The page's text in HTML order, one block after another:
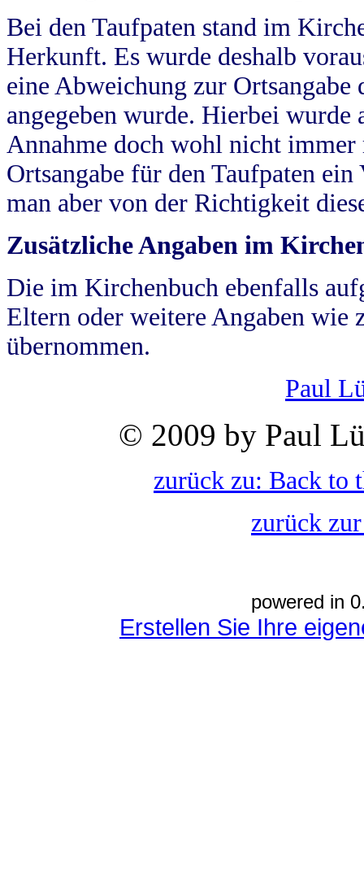
Bei den Taufpaten stand im
Herkunft. Es wurde deshalb
eine Abweichung zur
angegeben wurde. Hierbei wurde
Annahme doch wohl nicht
Ortsangabe für den Taufpaten
man aber von der Richtigkeit
Zusätzliche Angaben im
Die im Kirchenbuch ebenfalls
Eltern oder weitere Angaben wie
übernommen.
Paul
© 2009 by Paul
zurück zu: Back to
zurück
powered in
Erstellen Sie Ihre